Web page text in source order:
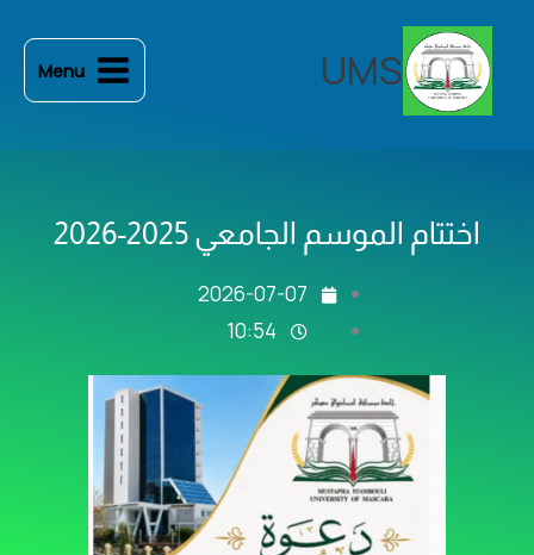
المحتوى
UMS
Menu
اختتام الموسم الجامعي 2025-2026
2026-07-07
10:54